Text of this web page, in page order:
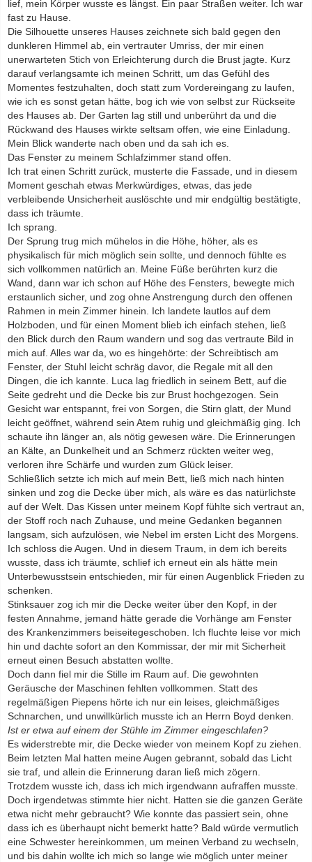
lief, mein Körper wusste es längst. Ein paar Straßen weiter. Ich war
fast zu Hause.
Die Silhouette unseres Hauses zeichnete sich bald gegen den
dunkleren Himmel ab, ein vertrauter Umriss, der mir einen
unerwarteten Stich von Erleichterung durch die Brust jagte. Kurz
darauf verlangsamte ich meinen Schritt, um das Gefühl des
Momentes festzuhalten, doch statt zum Vordereingang zu laufen,
wie ich es sonst getan hätte, bog ich wie von selbst zur Rückseite
des Hauses ab. Der Garten lag still und unberührt da und die
Rückwand des Hauses wirkte seltsam offen, wie eine Einladung.
Mein Blick wanderte nach oben und da sah ich es.
Das Fenster zu meinem Schlafzimmer stand offen.
Ich trat einen Schritt zurück, musterte die Fassade, und in diesem
Moment geschah etwas Merkwürdiges, etwas, das jede
verbleibende Unsicherheit auslöschte und mir endgültig bestätigte,
dass ich träumte.
Ich sprang.
Der Sprung trug mich mühelos in die Höhe, höher, als es
physikalisch für mich möglich sein sollte, und dennoch fühlte es
sich vollkommen natürlich an. Meine Füße berührten kurz die
Wand, dann war ich schon auf Höhe des Fensters, bewegte mich
erstaunlich sicher, und zog ohne Anstrengung durch den offenen
Rahmen in mein Zimmer hinein. Ich landete lautlos auf dem
Holzboden, und für einen Moment blieb ich einfach stehen, ließ
den Blick durch den Raum wandern und sog das vertraute Bild in
mich auf. Alles war da, wo es hingehörte: der Schreibtisch am
Fenster, der Stuhl leicht schräg davor, die Regale mit all den
Dingen, die ich kannte. Luca lag friedlich in seinem Bett, auf die
Seite gedreht und die Decke bis zur Brust hochgezogen. Sein
Gesicht war entspannt, frei von Sorgen, die Stirn glatt, der Mund
leicht geöffnet, während sein Atem ruhig und gleichmäßig ging. Ich
schaute ihn länger an, als nötig gewesen wäre. Die Erinnerungen
an Kälte, an Dunkelheit und an Schmerz rückten weiter weg,
verloren ihre Schärfe und wurden zum Glück leiser.
Schließlich setzte ich mich auf mein Bett, ließ mich nach hinten
sinken und zog die Decke über mich, als wäre es das natürlichste
auf der Welt. Das Kissen unter meinem Kopf fühlte sich vertraut an,
der Stoff roch nach Zuhause, und meine Gedanken begannen
langsam, sich aufzulösen, wie Nebel im ersten Licht des Morgens.
Ich schloss die Augen. Und in diesem Traum, in dem ich bereits
wusste, dass ich träumte, schlief ich erneut ein als hätte mein
Unterbewusstsein entschieden, mir für einen Augenblick Frieden zu
schenken.
Stinksauer zog ich mir die Decke weiter über den Kopf, in der
festen Annahme, jemand hätte gerade die Vorhänge am Fenster
des Krankenzimmers beiseitegeschoben. Ich fluchte leise vor mich
hin und dachte sofort an den Kommissar, der mir mit Sicherheit
erneut einen Besuch abstatten wollte.
Doch dann fiel mir die Stille im Raum auf. Die gewohnten
Geräusche der Maschinen fehlten vollkommen. Statt des
regelmäßigen Piepens hörte ich nur ein leises, gleichmäßiges
Schnarchen, und unwillkürlich musste ich an Herrn Boyd denken.
Ist er etwa auf einem der Stühle im Zimmer eingeschlafen?
Es widerstrebte mir, die Decke wieder von meinem Kopf zu ziehen.
Beim letzten Mal hatten meine Augen gebrannt, sobald das Licht
sie traf, und allein die Erinnerung daran ließ mich zögern.
Trotzdem wusste ich, dass ich mich irgendwann aufraffen musste.
Doch irgendetwas stimmte hier nicht. Hatten sie die ganzen Geräte
etwa nicht mehr gebraucht? Wie konnte das passiert sein, ohne
dass ich es überhaupt nicht bemerkt hatte? Bald würde vermutlich
eine Schwester hereinkommen, um meinen Verband zu wechseln,
und bis dahin wollte ich mich so lange wie möglich unter meiner